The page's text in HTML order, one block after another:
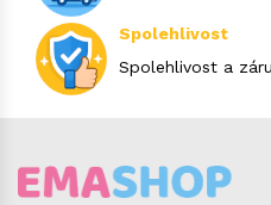
Spolehlivost
Spolehlivost a